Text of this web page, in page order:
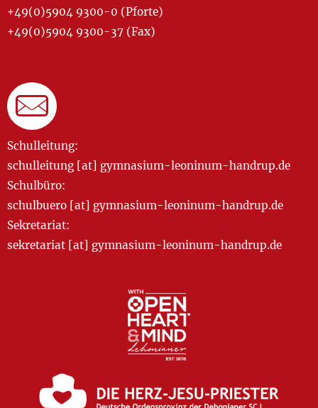
+49(0)5904 9300-0 (Pforte)
+49(0)5904 9300-37 (Fax)
Schulleitung:
schulleitung [at] gymnasium-leoninum-handrup.de
Schulbüro:
schulbuero [at] gymnasium-leoninum-handrup.de
Sekretariat:
sekretariat [at] gymnasium-leoninum-handrup.de